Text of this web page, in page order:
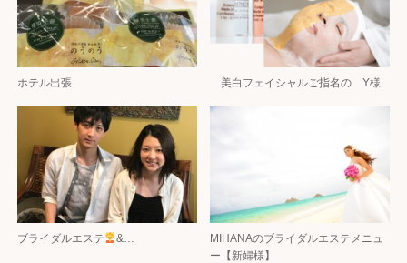
ホテル出張 美白フェイシャルご指名の Y様
ブライダルエステ ‍&…
MIHANAのブライダルエステメニュ
ー【新婦様】